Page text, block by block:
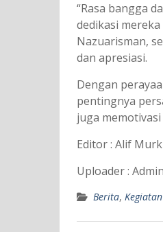
“Rasa bangga
dedikasi
Nazuarisman,
dan apresiasi.
Dengan
pentingnya
juga
Editor : Alif
Uploader :
Berita, Kegiatan